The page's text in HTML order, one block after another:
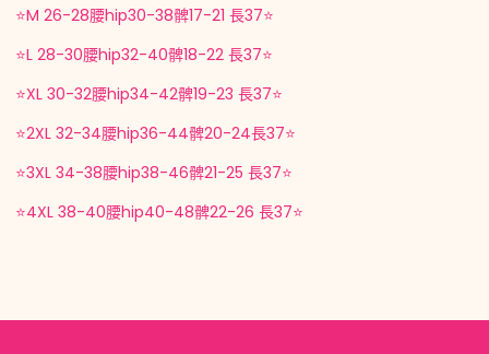
⭐️M 26-28腰hip30-38髀17-21 長37⭐️
⭐️L 28-30腰hip32-40髀18-22 長37⭐️
⭐️XL 30-32腰hip34-42髀19-23 長37⭐️
⭐️2XL 32-34腰hip36-44髀20-24長37⭐️
⭐️3XL 34-38腰hip38-46髀21-25 長37⭐️
⭐️4XL 38-40腰hip40-48髀22-26 長37⭐️